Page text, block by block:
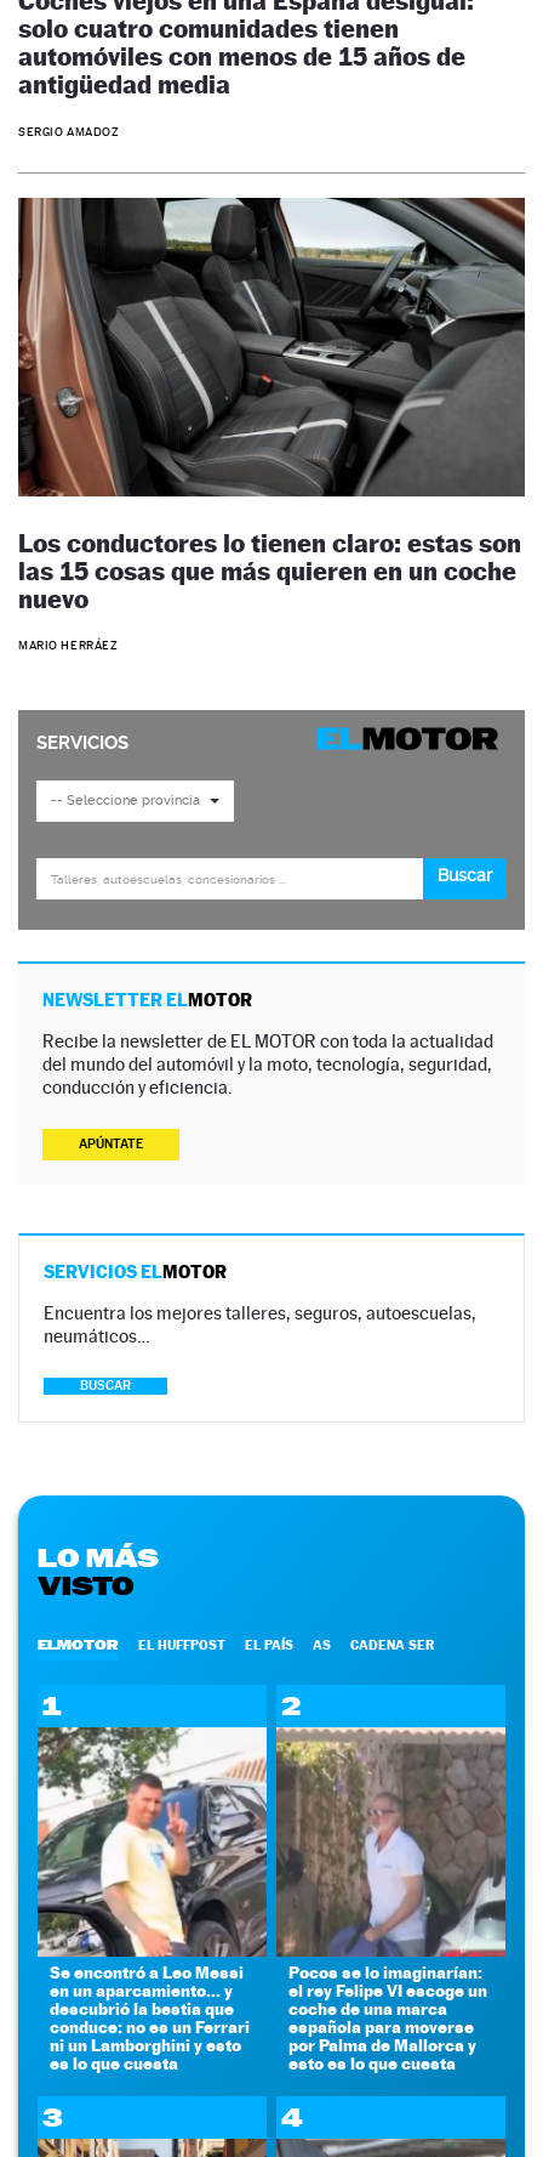
solo cuatro comunidades tienen
automóviles con menos de 15 años de
antigüedad media
SERGIO AMADOZ
Los conductores lo tienen claro: estas son
las 15 cosas que más quieren en un coche
nuevo
MARIO HERRÁEZ
NEWSLETTER ELMOTOR
Recibe la newsletter de EL MOTOR con toda la actualidad
del mundo del automóvil y la moto, tecnología, seguridad,
conducción y eficiencia.
APÚNTATE
SERVICIOS ELMOTOR
Encuentra los mejores talleres, seguros, autoescuelas,
neumáticos…
BUSCAR
LO MÁS
VISTO
ELMOTOR EL HUFFPOST EL PAÍS AS CADENA SER
1
Se encontró a Leo Messi
en un aparcamiento... y
descubrió la bestia que
conduce: no es un Ferrari
ni un Lamborghini y esto
es lo que cuesta
2
Pocos se lo imaginarían:
el rey Felipe VI escoge un
coche de una marca
española para moverse
por Palma de Mallorca y
esto es lo que cuesta
3 4